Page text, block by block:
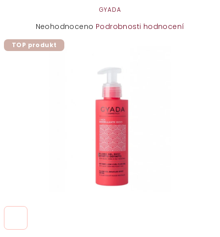
GYADA
Průměrné
produktu
Neohodnoceno Podrobnosti hodnocení
TOP produkt